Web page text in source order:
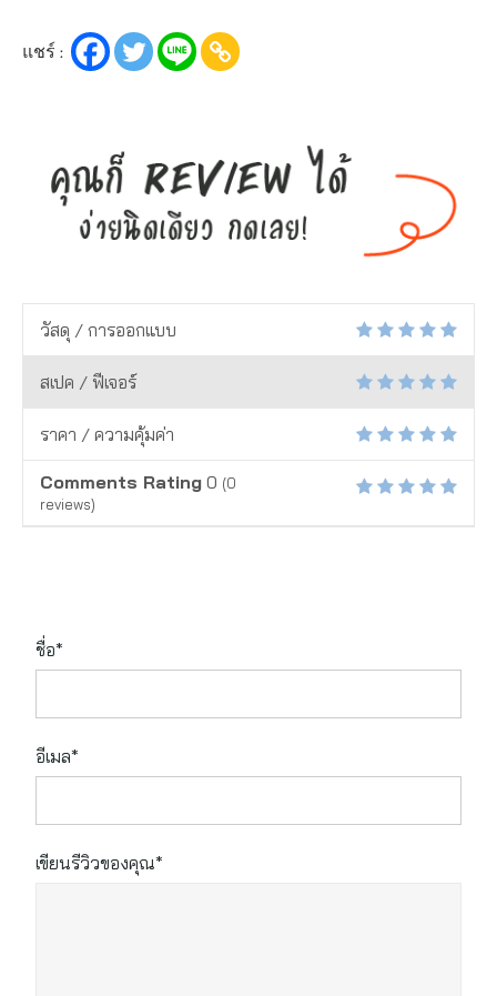
แชร์ :
วัสดุ / การออกแบบ
สเปค / ฟีเจอร์
ราคา / ความคุ้มค่า
Comments Rating 0 (0
reviews)
ชื่อ*
อีเมล*
เขียนรีวิวของคุณ*